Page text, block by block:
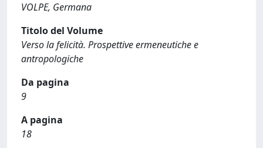
VOLPE, Germana
Titolo del Volume
Verso la felicità. Prospettive ermeneutiche e
antropologiche
Da pagina
9
A pagina
18